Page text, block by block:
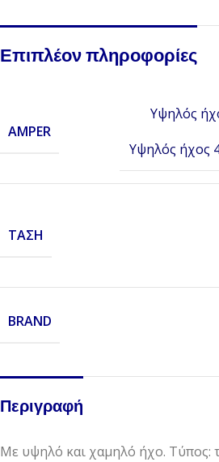
Επιπλέον πληροφορίες
AMPER
Υψηλός
Υψηλός ήχος
ΤΆΣΗ
BRAND
Περιγραφή
Με υψηλό και χαμηλό ήχο. Τύπος: